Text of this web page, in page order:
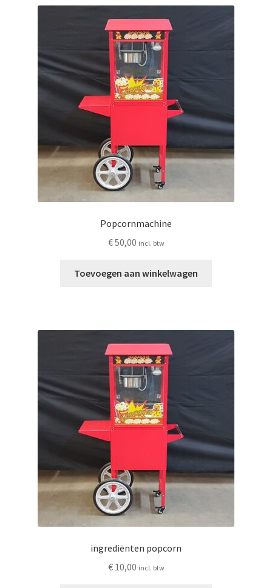
Popcornmachine
€50,00 incl. btw
Toevoegen aan winkelwagen
ingrediënten popcorn
€10,00 incl. btw